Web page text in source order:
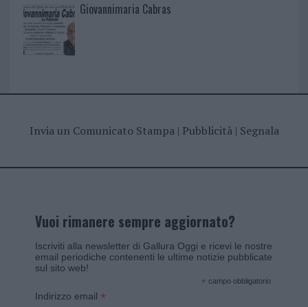
Giovannimaria Cabras
Invia un Comunicato Stampa| Pubblicità| Segnala
Vuoi rimanere sempre aggiornato?
Iscriviti alla newsletter di Gallura Oggi e ricevi le nostre
email periodiche contenenti le ultime notizie pubblicate
sul sito web!
* campo obbligatorio
Indirizzo email *